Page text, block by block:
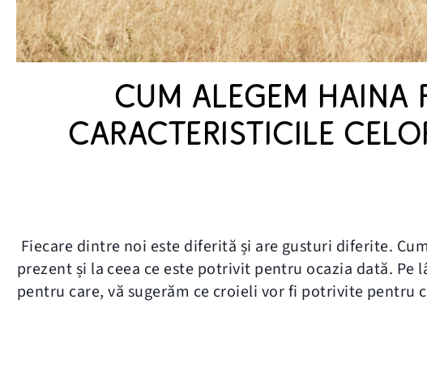
CUM ALEGEM HAINA
CARACTERISTICILE
Fiecare dintre noi este diferită și are gusturi diferite.
prezent și la ceea ce este potrivit pentru ocazia dată.
pentru care, vă sugerăm ce croieli vor fi potrivite